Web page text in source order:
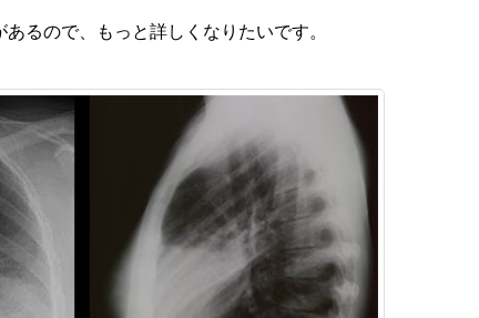
るので、もっと詳しくなりたいです。